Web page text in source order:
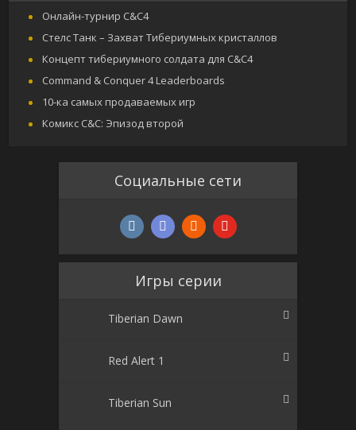
Онлайн-турнир C&C4
Стелс Танк – Захват Тибериумных кристаллов
Концепт тибериумного солдата для C&C4
Command & Conquer 4 Leaderboards
10-ка самых продаваемых игр
Комикс C&C: Эпизод второй
Социальные сети
Игры серии
Tiberian Dawn
Red Alert 1
Tiberian Sun